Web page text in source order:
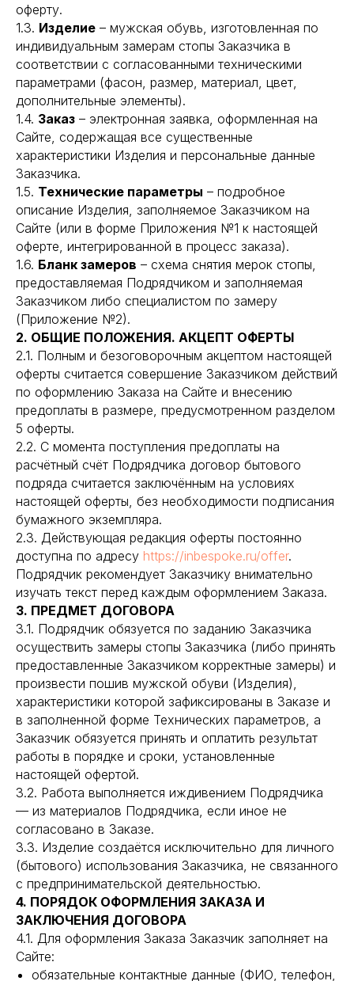
оферту.
1.3. Изделие – мужская обувь, изготовленная по
индивидуальным замерам стопы Заказчика в
соответствии с согласованными техническими
параметрами (фасон, размер, материал, цвет,
дополнительные элементы).
1.4. Заказ – электронная заявка, оформленная на
Сайте, содержащая все существенные
характеристики Изделия и персональные данные
Заказчика.
1.5. Технические параметры – подробное
описание Изделия, заполняемое Заказчиком на
Сайте (или в форме Приложения №1 к настоящей
оферте, интегрированной в процесс заказа).
1.6. Бланк замеров – схема снятия мерок стопы,
предоставляемая Подрядчиком и заполняемая
Заказчиком либо специалистом по замеру
(Приложение №2).
2. ОБЩИЕ ПОЛОЖЕНИЯ. АКЦЕПТ ОФЕРТЫ
2.1. Полным и безоговорочным акцептом настоящей
оферты считается совершение Заказчиком действий
по оформлению Заказа на Сайте и внесению
предоплаты в размере, предусмотренном разделом
5 оферты.
2.2. С момента поступления предоплаты на
расчётный счёт Подрядчика договор бытового
подряда считается заключённым на условиях
настоящей оферты, без необходимости подписания
бумажного экземпляра.
2.3. Действующая редакция оферты постоянно
доступна по адресу https://inbespoke.ru/offer.
Подрядчик рекомендует Заказчику внимательно
изучать текст перед каждым оформлением Заказа.
3. ПРЕДМЕТ ДОГОВОРА
3.1. Подрядчик обязуется по заданию Заказчика
осуществить замеры стопы Заказчика (либо принять
предоставленные Заказчиком корректные замеры) и
произвести пошив мужской обуви (Изделия),
характеристики которой зафиксированы в Заказе и
в заполненной форме Технических параметров, а
Заказчик обязуется принять и оплатить результат
работы в порядке и сроки, установленные
настоящей офертой.
3.2. Работа выполняется иждивением Подрядчика
— из материалов Подрядчика, если иное не
согласовано в Заказе.
3.3. Изделие создаётся исключительно для личного
(бытового) использования Заказчика, не связанного
с предпринимательской деятельностью.
4. ПОРЯДОК ОФОРМЛЕНИЯ ЗАКАЗА И
ЗАКЛЮЧЕНИЯ ДОГОВОРА
4.1. Для оформления Заказа Заказчик заполняет на
Сайте:
обязательные контактные данные (ФИО, телефон,